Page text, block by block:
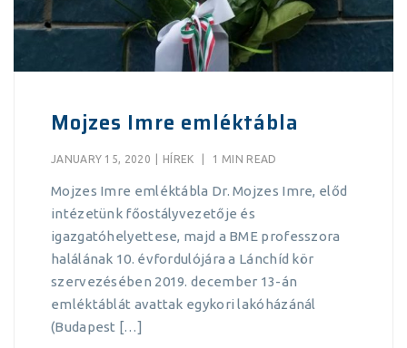
Mojzes Imre emléktábla
JANUARY 15, 2020 HÍREK 1 MIN READ
Mojzes Imre emléktábla Dr. Mojzes Imre, előd
intézetünk főostályvezetője és
igazgatóhelyettese, majd a BME professzora
halálának 10. évfordulójára a Lánchíd kör
szervezésében 2019. december 13-án
emléktáblát avattak egykori lakóházánál
(Budapest […]